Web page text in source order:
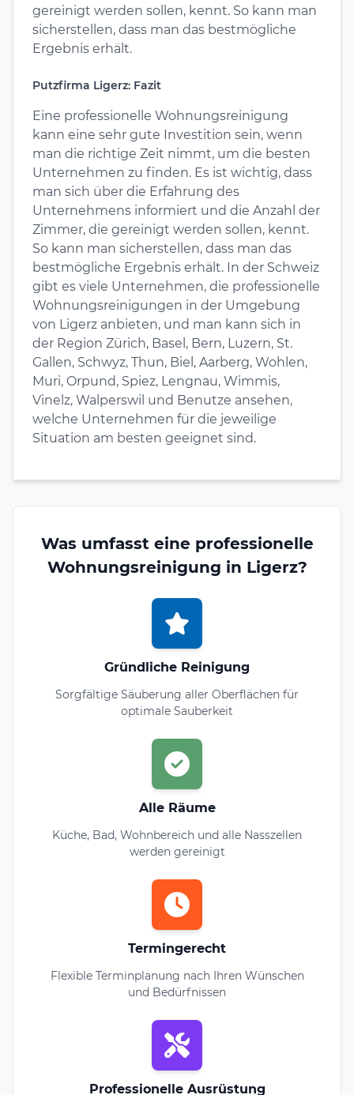
gereinigt werden sollen, kennt. So kann man
sicherstellen, dass man das bestmögliche
Ergebnis erhält.
Putzfirma Ligerz: Fazit
Eine professionelle Wohnungsreinigung
kann eine sehr gute Investition sein, wenn
man die richtige Zeit nimmt, um die besten
Unternehmen zu finden. Es ist wichtig, dass
man sich über die Erfahrung des
Unternehmens informiert und die Anzahl der
Zimmer, die gereinigt werden sollen, kennt.
So kann man sicherstellen, dass man das
bestmögliche Ergebnis erhält. In der Schweiz
gibt es viele Unternehmen, die professionelle
Wohnungsreinigungen in der Umgebung
von Ligerz anbieten, und man kann sich in
der Region Zürich, Basel, Bern, Luzern, St.
Gallen, Schwyz, Thun, Biel, Aarberg, Wohlen,
Muri, Orpund, Spiez, Lengnau, Wimmis,
Vinelz, Walperswil und Benutze ansehen,
welche Unternehmen für die jeweilige
Situation am besten geeignet sind.
Was umfasst eine professionelle
Wohnungsreinigung in Ligerz?
Gründliche Reinigung
Sorgfältige Säuberung aller Oberflächen für
optimale Sauberkeit
Alle Räume
Küche, Bad, Wohnbereich und alle Nasszellen
werden gereinigt
Termingerecht
Flexible Terminplanung nach Ihren Wünschen
und Bedürfnissen
Professionelle Ausrüstung